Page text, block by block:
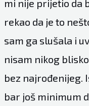
mi nije prijetio da
rekao da je to
sam ga slušala i
nisam nikog
bez najrođenijeg.
bar još minimum